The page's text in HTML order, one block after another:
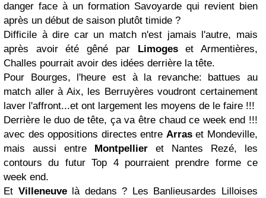
danger face à un formation Savoyarde qui revient bien
après un début de saison plutôt timide ?
Difficile à dire car un match n'est jamais l'autre, mais
après avoir été gêné par
Limogeset Armentières,
Challes pourrait avoir des idées derrière la tête.
Pour Bourges, l'heure est à la revanche: battues au
match aller à Aix, les Berruyères voudront certainement
laver l'affront...et ont largement les moyens de le faire !!!
Derrière le duo de tête, ça va être chaud ce week end !!!
avec des oppositions directes entre Arraset Mondeville,
mais aussi entre
Montpellier et Nantes Rezé, les
contours du futur Top 4 pourraient prendre forme ce
week end.
Et Villeneuvelà dedans ? Les Banlieusardes Lilloises